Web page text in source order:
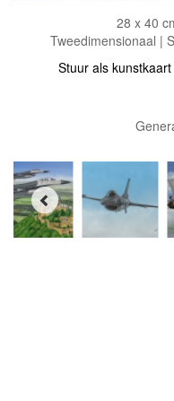
28 x 40
Tweedimensionaal |
Stuur als